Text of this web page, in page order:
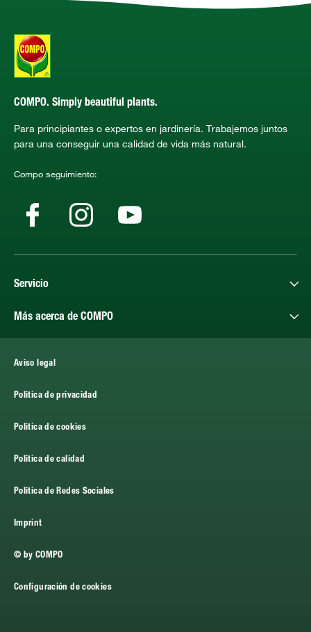
COMPO. Simply beautiful plants.
Para principiantes o expertos en jardinería. Trabajemos juntos
para una conseguir una calidad de vida más natural.
Compo seguimiento:
Servicio
Más acerca de COMPO
Aviso legal
Politica de privacidad
Politica de cookies
Política de calidad
Política de Redes Sociales
Imprint
© by COMPO
Configuración de cookies